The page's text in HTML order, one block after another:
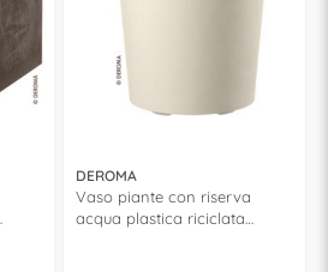
DEROMA
Vaso piante con riserva
acqua plastica riciclata